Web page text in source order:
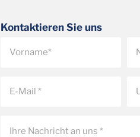
Kontaktieren Sie uns